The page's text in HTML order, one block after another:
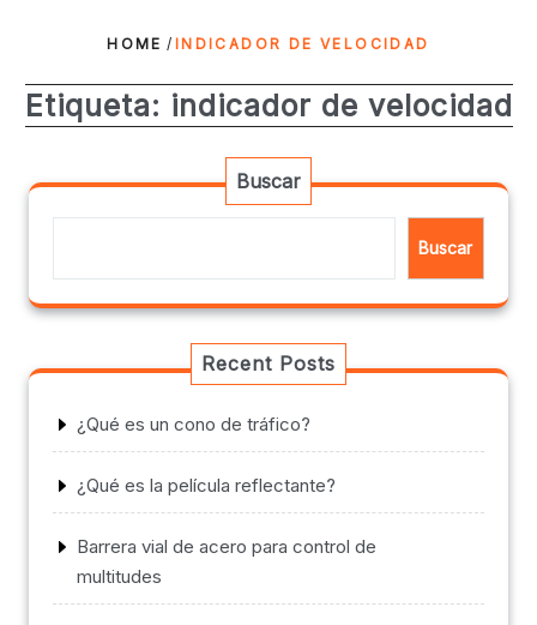
HOME / INDICADOR DE VELOCIDAD
Etiqueta: indicador de velocidad
Buscar
Buscar
Recent Posts
¿Qué es un cono de tráfico?
¿Qué es la película reflectante?
Barrera vial de acero para control de
multitudes